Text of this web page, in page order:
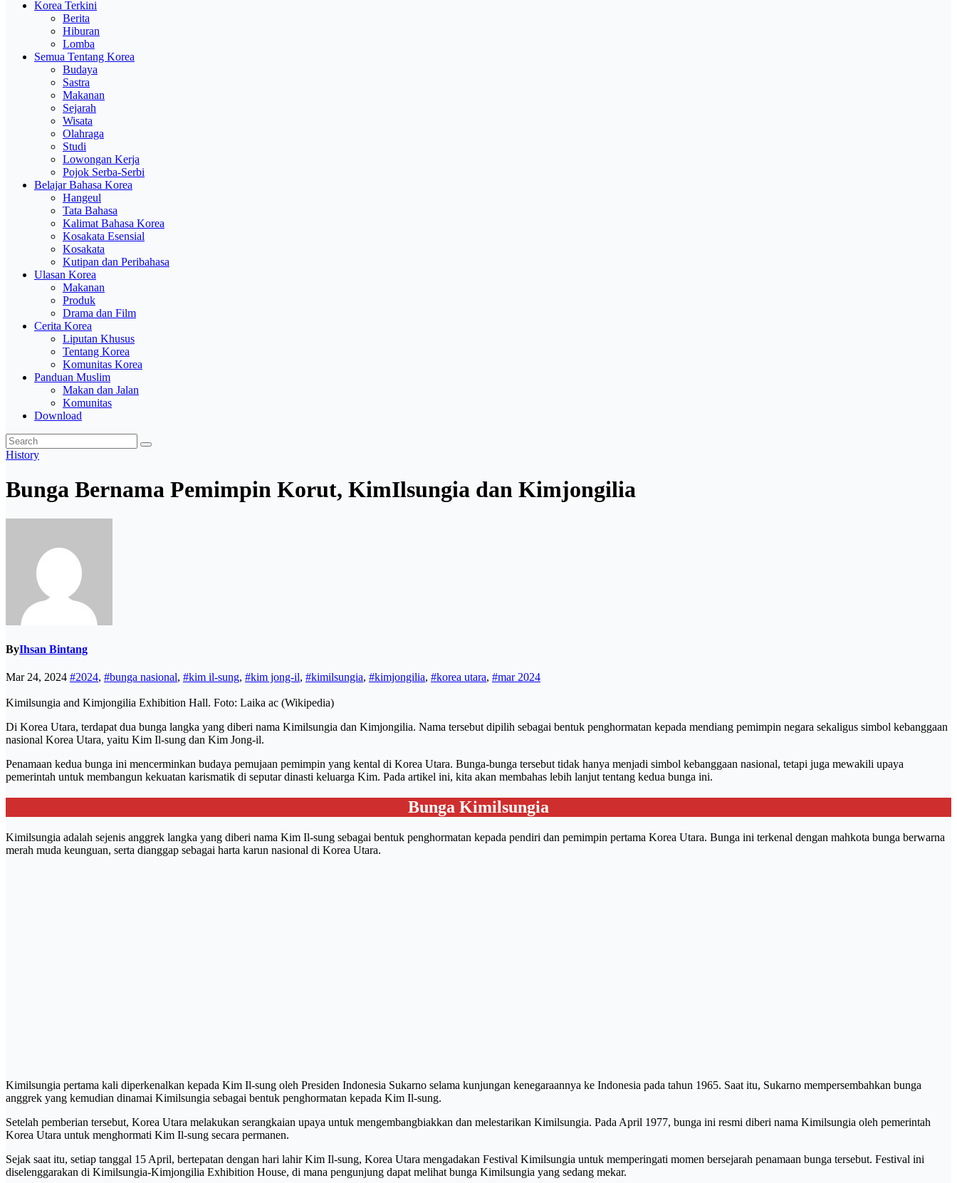
Korea Terkini
Berita
Hiburan
Lomba
Semua Tentang Korea
Budaya
Sastra
Makanan
Sejarah
Wisata
Olahraga
Studi
Lowongan Kerja
Pojok Serba-Serbi
Belajar Bahasa Korea
Hangeul
Tata Bahasa
Kalimat Bahasa Korea
Kosakata Esensial
Kosakata
Kutipan dan Peribahasa
Ulasan Korea
Makanan
Produk
Drama dan Film
Cerita Korea
Liputan Khusus
Tentang Korea
Komunitas Korea
Panduan Muslim
Makan dan Jalan
Komunitas
Download
History
Bunga Bernama Pemimpin Korut, KimIlsungia dan Kimjongilia
ByIhsan Bintang
Mar 24, 2024 #2024, #bunga nasional, #kim il-sung, #kim jong-il, #kimilsungia, #kimjongilia, #korea utara, #mar 2024
Kimilsungia and Kimjongilia Exhibition Hall. Foto: Laika ac (Wikipedia)
Di Korea Utara, terdapat dua bunga langka yang diberi nama Kimilsungia dan Kimjongilia. Nama tersebut dipilih sebagai bentuk penghormatan kepada mendiang pemimpin negara sekaligus simbol kebanggaan
nasional Korea Utara, yaitu Kim Il-sung dan Kim Jong-il.
Penamaan kedua bunga ini mencerminkan budaya pemujaan pemimpin yang kental di Korea Utara. Bunga-bunga tersebut tidak hanya menjadi simbol kebanggaan nasional, tetapi juga mewakili upaya
pemerintah untuk membangun kekuatan karismatik di seputar dinasti keluarga Kim. Pada artikel ini, kita akan membahas lebih lanjut tentang kedua bunga ini.
Bunga Kimilsungia
Kimilsungia adalah sejenis anggrek langka yang diberi nama Kim Il-sung sebagai bentuk penghormatan kepada pendiri dan pemimpin pertama Korea Utara. Bunga ini terkenal dengan mahkota bunga berwarna
merah muda keunguan, serta dianggap sebagai harta karun nasional di Korea Utara.
Kimilsungia pertama kali diperkenalkan kepada Kim Il-sung oleh Presiden Indonesia Sukarno selama kunjungan kenegaraannya ke Indonesia pada tahun 1965. Saat itu, Sukarno mempersembahkan bunga
anggrek yang kemudian dinamai Kimilsungia sebagai bentuk penghormatan kepada Kim Il-sung.
Setelah pemberian tersebut, Korea Utara melakukan serangkaian upaya untuk mengembangbiakkan dan melestarikan Kimilsungia. Pada April 1977, bunga ini resmi diberi nama Kimilsungia oleh pemerintah
Korea Utara untuk menghormati Kim Il-sung secara permanen.
Sejak saat itu, setiap tanggal 15 April, bertepatan dengan hari lahir Kim Il-sung, Korea Utara mengadakan Festival Kimilsungia untuk memperingati momen bersejarah penamaan bunga tersebut. Festival ini
diselenggarakan di Kimilsungia-Kimjongilia Exhibition House, di mana pengunjung dapat melihat bunga Kimilsungia yang sedang mekar.